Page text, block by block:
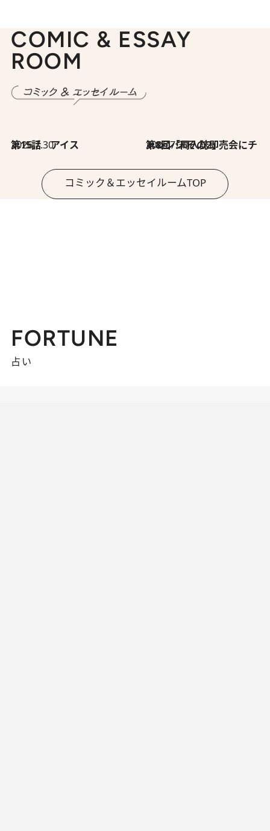
COMIC & ESSAY
ROOM
2026.7.30
第15話 アイス 2026.7.30
第8回「同人誌即売会にチャレンジ その2」
コミック＆エッセイルームTOP
FORTUNE
占い